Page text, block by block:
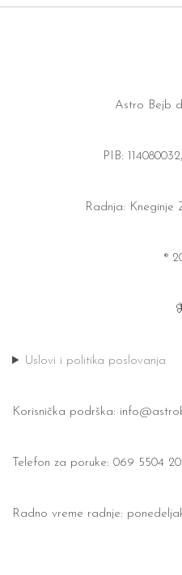
Astro Bejb
PIB:
Radnja: Kneginje
®
Uslovi i politika poslovanja
Korisnička podrška:
Telefon za poruke: 069 5504
Radno vreme radnje: